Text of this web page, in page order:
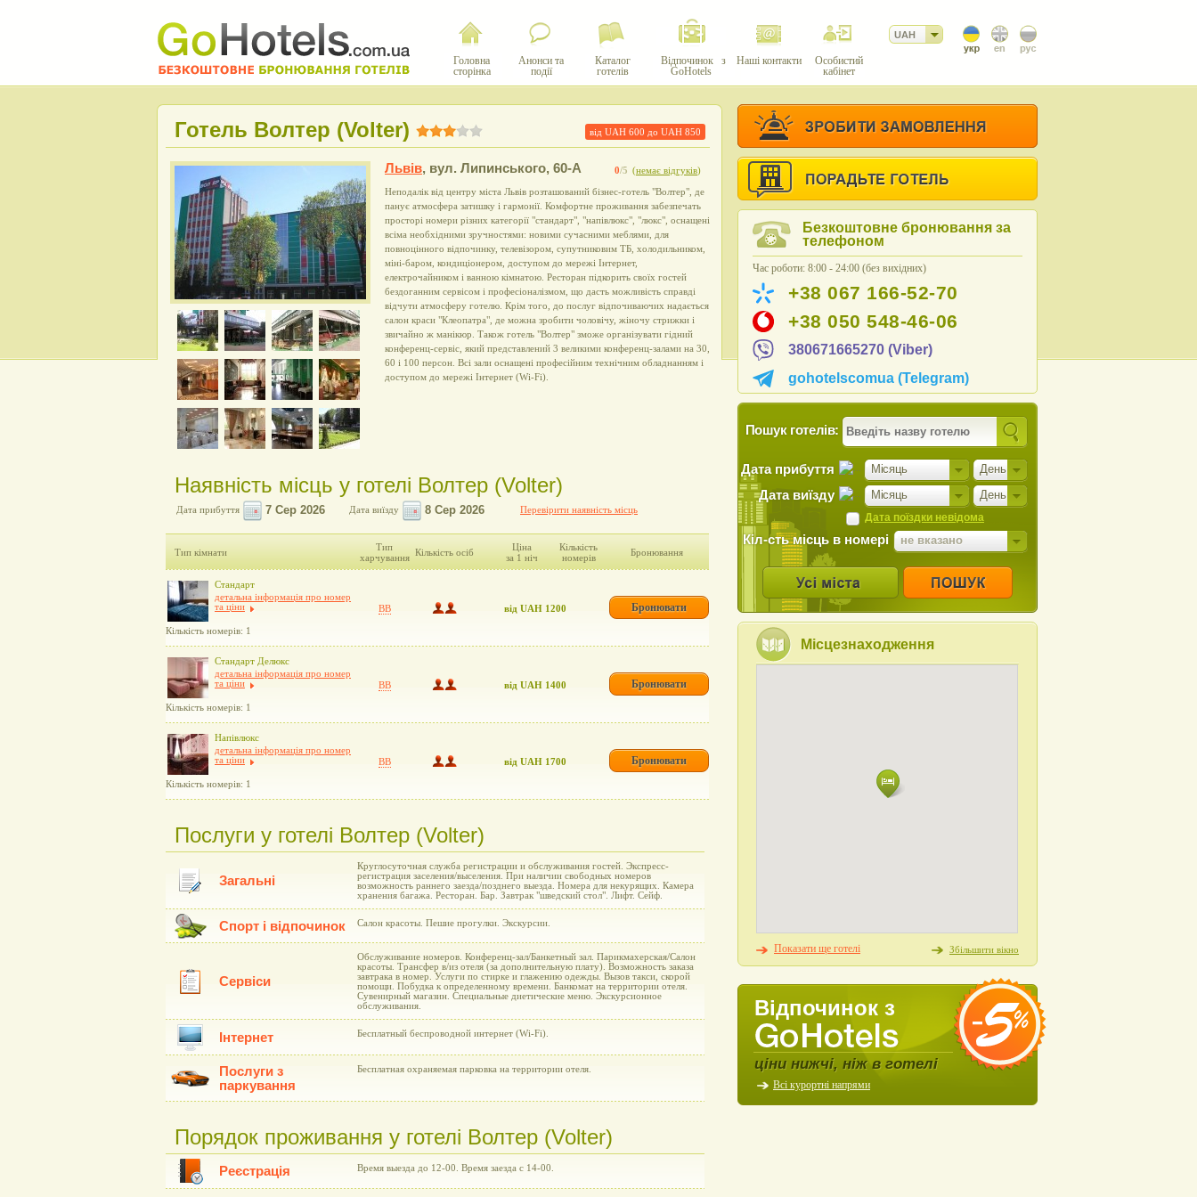
Головна
сторінка
Анонси та
події
Каталог
готелів
Відпочинок з
GoHotels
Наші контакти
Особистий
кабінет
UAH
від UAH600 до UAH850
Готель Волтер (Volter)
0/5 (немає відгуків)
Львів, вул. Липинського, 60-А
Неподалік від центру міста Львів розташований бізнес-готель "Волтер", де
панує атмосфера затишку і гармонії. Комфортне проживання забезпечать
просторі номери різних категорії "стандарт", "напівлюкс", "люкс", оснащені
всіма необхідними зручностями: новими сучасними меблями, для
повноцінного відпочинку, телевізором, супутниковим ТБ, холодильником,
міні-баром, кондиціонером, доступом до мережі Інтернет,
електрочайником і ванною кімнатою. Ресторан підкорить своїх гостей
бездоганним сервісом і професіоналізмом, що дасть можливість справді
відчути атмосферу готелю. Крім того, до послуг відпочиваючих надається
салон краси "Клеопатра", де можна зробити чоловічу, жіночу стрижки і
звичайно ж манікюр. Також готель "Волтер" зможе організувати гідний
конференц-сервіс, який представлений 3 великими конференц-залами на 30,
60 і 100 персон. Всі зали оснащені професійним технічним обладнанням і
доступом до мережі Інтернет (Wi-Fi).
Наявність місць у готелі Волтер (Volter)
Дата прибуття Дата виїзду Перевірити наявність місць
Тип кімнати
Тип
харчування Кількість осіб
Ціна
за 1 ніч
Кількість
номерів
Бронювання
Стандарт
детальна інформація про номер
та ціни
Кількість номерів: 1
BB від UAH 1200 Бронювати
Стандарт Делюкс
детальна інформація про номер
та ціни
Кількість номерів: 1
BB від UAH 1400 Бронювати
Напівлюкс
детальна інформація про номер
та ціни
Кількість номерів: 1
BB від UAH 1700 Бронювати
Послуги у готелі Волтер (Volter)
Загальні
Круглосуточная служба регистрации и обслуживания гостей. Экспресс-
регистрация заселения/выселения. При наличии свободных номеров
возможность раннего заезда/позднего выезда. Номера для некурящих. Камера
хранения багажа. Ресторан. Бар. Завтрак "шведский стол". Лифт. Сейф.
Спорт і відпочинок Салон красоты. Пешие прогулки. Экскурсии.
Сервіси
Обслуживание номеров. Конференц-зал/Банкетный зал. Парикмахерская/Салон
красоты. Трансфер в/из отеля (за дополнительную плату). Возможность заказа
завтрака в номер. Услуги по стирке и глажению одежды. Вызов такси, скорой
помощи. Побудка к определенному времени. Банкомат на территории отеля.
Сувенирный магазин. Специальные диетические меню. Экскурсионное
обслуживания.
Інтернет Бесплатный беспроводной интернет (Wi-Fi).
Послуги з
паркування
Бесплатная охраняемая парковка на территории отеля.
Порядок проживання у готелі Волтер (Volter)
Реєстрація Время выезда до 12-00. Время заезда с 14-00.
Безкоштовне бронювання за
телефоном
Час роботи: 8:00 - 24:00 (без вихідних)
+38 067 166-52-70
+38 050 548-46-06
380671665270 (Viber)
gohotelscomua (Telegram)
Пошук готелів:
Місяць День
Дата прибуття
Місяць День
Дата виїзду
Дата поїздки невідома
Кіл-сть місць в номері не вказано
Місцезнаходження
Показати ще готелі Збільшити вікно
Відпочинок з
ціни нижчі, ніж в готелі
Всі курортні напрями